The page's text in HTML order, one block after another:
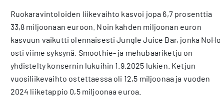
Ruokaravintoloiden liikevaihto kasvoi jopa 6,7 prosenttia
33,8 miljoonaan euroon. Noin kahden miljoonan euron
kasvuun vaikutti olennaisesti Jungle Juice Bar, jonka NoHo
osti viime syksynä. Smoothie- ja mehubaariketju on
yhdistelty konsernin lukuihin 1.9.2025 lukien. Ketjun
vuosiliikevaihto ostettaessa oli 12,5 miljoonaa ja vuoden
2024 liiketappio 0,5 miljoonaa euroa.